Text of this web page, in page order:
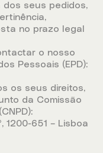
dos seus pedidos,
no prazo legal
o nosso
Pessoais (EPD):
os seus direitos,
da Comissão
1200-651 – Lisboa